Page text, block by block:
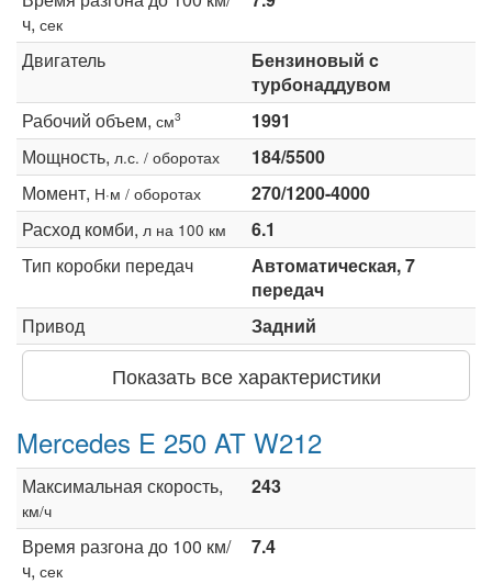
ч, сек
Двигатель
Бензиновый c
турбонаддувом
Рабочий объем, см3
1991
Мощность, л.с. / оборотах
184/5500
Момент, Н·м / оборотах
270/1200-4000
Расход комби, л на 100 км
6.1
Тип коробки передач
Автоматическая, 7
передач
Привод
Задний
Показать все характеристики
Mercedes E 250 AT W212
Максимальная скорость,
км/ч
243
Время разгона до 100 км/
ч, сек
7.4